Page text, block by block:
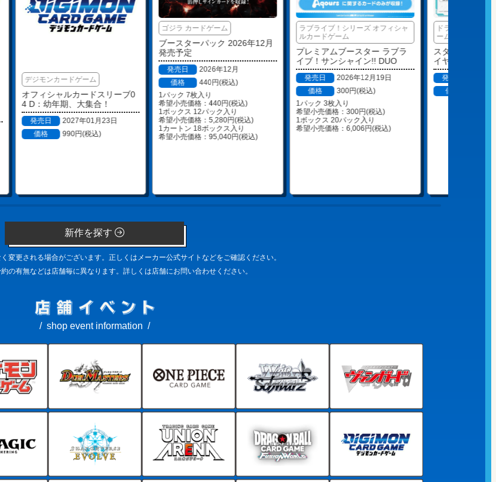
デジモンカードゲーム
オフィシャルカードスリーブ0
4 D：幼年期、大集合！
発売日
2027年01月23日
価格
990円(税込)
ゴジラ カードゲーム
ブースターパック 2026年12月
発売予定
発売日
2026年12月
価格
440円(税込)
1パック 7枚入り
希望小売価格：440円(税込)
1ボックス 12パック入り
希望小売価格：5,280円(税込)
1カートン 18ボックス入り
希望小売価格：95,040円(税込)
ラブライブ！シリーズ オフィシャ
ルカードゲーム
プレミアムブースター ラブラ
イブ！サンシャイン!! DUO
発売日
2026年12月19日
価格
300円(税込)
1パック 3枚入り
希望小売価格：300円(税込)
1ボックス 20パック入り
希望小売価格：6,006円(税込)
ドラゴンボール
ーム フュージョ
スタートデッキ
イヤ人 [FS13]
発売日
価格
新作を探す
変更される場合がございます。正しくはメーカー公式サイトなどをご確認ください。
の有無などは店舗毎に異なります。詳しくは店舗にお問い合わせください。
shop event information